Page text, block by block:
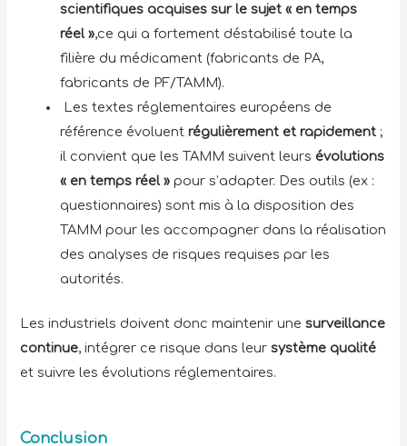
scientifiques acquises sur le sujet « en temps
réel »,ce qui a fortement déstabilisé toute la
filière du médicament (fabricants de PA,
fabricants de PF/TAMM).
Les textes réglementaires européens de
référence évoluentrégulièrement et rapidement ;
il convient que les TAMM suivent leurs évolutions
« en temps réel » pour s’adapter. Des outils (ex :
questionnaires) sont mis à la disposition des
TAMM pour les accompagner dans la réalisation
des analyses de risques requises par les
autorités.
Les industriels doivent donc maintenir unesurveillance
continue, intégrer ce risque dans leursystème qualité
et suivre les évolutions réglementaires.
Conclusion